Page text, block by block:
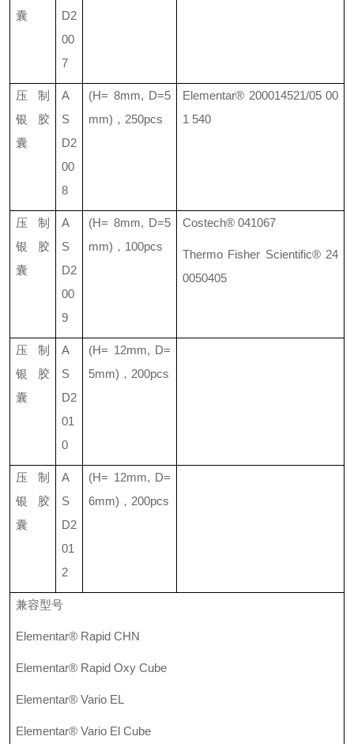
囊
D2
00
7
压制
银胶
囊
A
S
D2
00
8
(H= 8mm, D=5
mm) ， 250pcs
Elementar® 200014521/05 00
1 540
压制
银胶
囊
A
S
D2
00
9
(H= 8mm, D=5
mm) ， 100pcs
Costech® 041067
Thermo Fisher Scientific® 24
0050405
压制
银胶
囊
A
S
D2
01
0
(H= 12mm, D=
5mm) ， 200pcs
压制
银胶
囊
A
S
D2
01
2
(H= 12mm, D=
6mm) ， 200pcs
兼容型号
Elementar® Rapid CHN
Elementar® Rapid Oxy Cube
Elementar® Vario EL
Elementar® Vario El Cube